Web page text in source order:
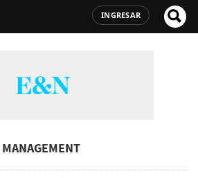
INGRESAR